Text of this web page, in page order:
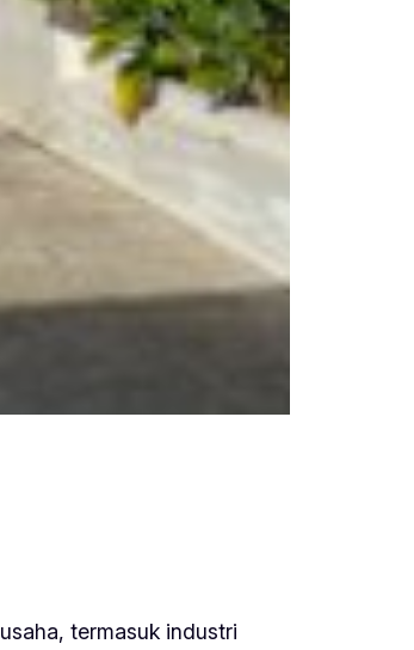
termasuk industri